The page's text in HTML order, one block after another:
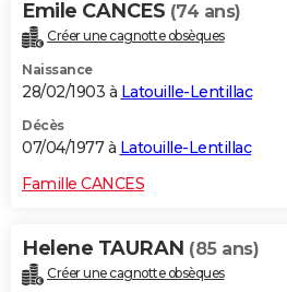
Emile CANCES (74 ans)
Créer une cagnotte obsèques
Naissance
28/02/1903 à Latouille-Lentillac
Décès
07/04/1977 à Latouille-Lentillac
Famille CANCES
Helene TAURAN (85 ans)
Créer une cagnotte obsèques